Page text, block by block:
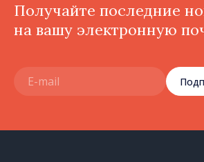
Получайте последние
на вашу электронную